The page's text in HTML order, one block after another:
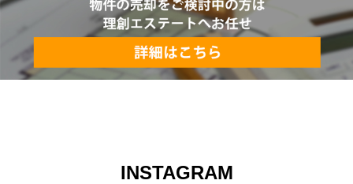
INSTAGRAM